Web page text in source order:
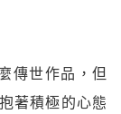
傳世作品，但
著積極的心態